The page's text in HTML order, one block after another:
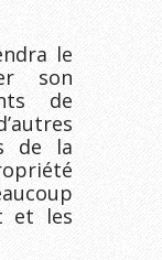
le
son
de
de la
et les